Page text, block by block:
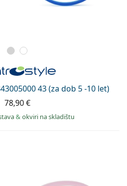
43 (za dob 5 -10 let)
78,90 €
& okviri na skladištu